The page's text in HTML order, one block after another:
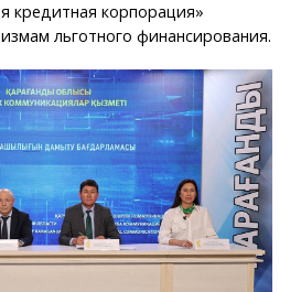
кредитная корпорация»
льготного финансирования.